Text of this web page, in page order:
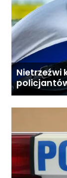
Nietrzeźwi